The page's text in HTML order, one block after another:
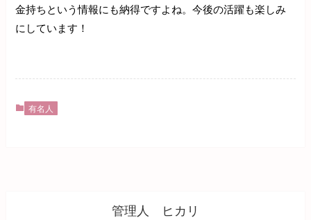
金持ちという情報にも納得ですよね。今後の活躍も楽しみ
にしています！
有名人
管理人 ヒカリ